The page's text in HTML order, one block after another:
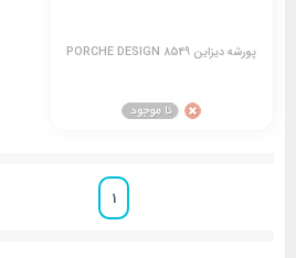
پورشه دیزاین 8549 PORCHE DESIGN
1